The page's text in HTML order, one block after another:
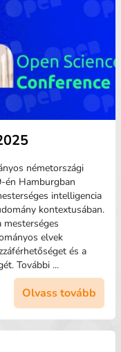
németországi
én Hamburgban
intelligencia
kontextusában.
mesterséges
elvek
és a
További ...
Olvass tovább